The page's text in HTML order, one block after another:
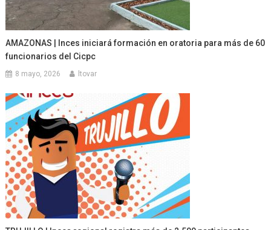
AMAZONAS | Inces iniciará formación en oratoria para más de 60
funcionarios del Cicpc
8 mayo, 2026 ltovar